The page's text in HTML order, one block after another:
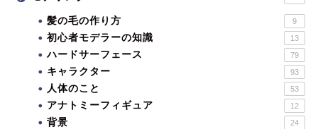
髪の毛の作り方 9
初心者モデラーの知識 13
ハードサーフェース 79
キャラクター 93
人体のこと 53
アナトミーフィギュア 12
背景 24